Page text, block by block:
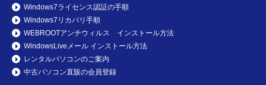
Windows7ライセンス認証の手順
Windows7リカバリ手順
WEBROOTアンチウィルス インストール方法
WindowsLiveメール インストール方法
レンタルパソコンのご案内
中古パソコン直販の会員登録